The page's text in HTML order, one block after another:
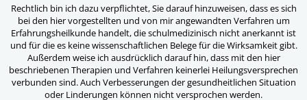
Rechtlich bin ich dazu verpflichtet, Sie darauf hinzuweisen, dass es sich
bei den hier vorgestellten und von mir angewandten Verfahren um
Erfahrungsheilkunde handelt, die schulmedizinisch nicht anerkannt ist
und für die es keine wissenschaftlichen Belege für die Wirksamkeit gibt.
Außerdem weise ich ausdrücklich darauf hin, dass mit den hier
beschriebenen Therapien und Verfahren keinerlei Heilungsversprechen
verbunden sind. Auch Verbesserungen der gesundheitlichen Situation
oder Linderungen können nicht versprochen werden.